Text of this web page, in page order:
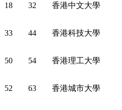
18 32 香港中文大學
33 44 香港科技大學
50 54 香港理工大學
52 63 香港城市大學